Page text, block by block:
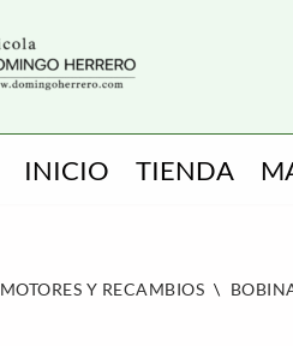
INICIO TIENDA
MOTORES Y RECAMBIOS \